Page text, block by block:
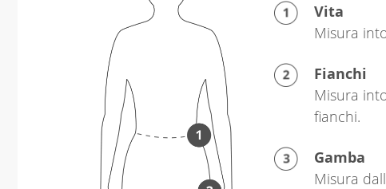
Vita
Misura
Fianchi
Misura
fianchi.
Gamba
Misura